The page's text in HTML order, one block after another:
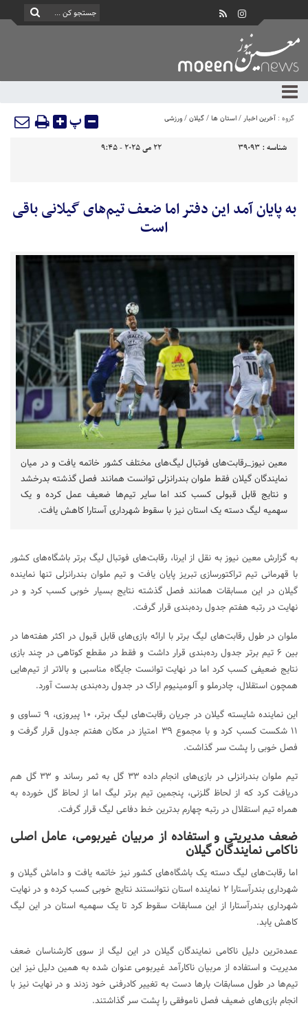
گروه : آخرین اخبار/استان ها/گیلان/ورزشی پ
شناسه : 39093 22 می 2025 - 9:45
به پایان آمد این دفتر اما ضعف تیم‌های گیلانی باقی
است
معین نیوز_رقابت‌های فوتبال لیگ‌های مختلف کشور خاتمه یافت و در میان
نمایندگان گیلان فقط ملوان بندرانزلی توانست همانند فصل گذشته بدرخشد
و نتایج قابل قبولی کسب کند اما سایر تیم‌ها ضعیف عمل کرده و یک
سهمیه لیگ دسته یک استان نیز با سقوط شهرداری آستارا کاهش یافت.
به گزارش معین نیوز به نقل از ایرنا، رقابت‌های فوتبال لیگ برتر باشگاه‌های کشور
با قهرمانی تیم تراکتورسازی تبریز پایان یافت و تیم ملوان بندرانزلی تنها نماینده
گیلان در این مسابقات همانند فصل گذشته نتایج بسیار خوبی کسب کرد و در
نهایت در رتبه هفتم جدول رده‌بندی قرار گرفت.
ملوان در طول رقابت‌های لیگ برتر با ارائه بازی‌های قابل قبول در اکثر هفته‌ها در
بین ۶ تیم برتر جدول رده‌بندی قرار داشت و فقط در مقطع کوتاهی در چند بازی
نتایج ضعیفی کسب کرد اما در نهایت توانست جایگاه مناسبی و بالاتر از تیم‌هایی
همچون استقلال، چادرملو و آلومینیوم اراک در جدول رده‌بندی بدست آورد.
این نماینده شایسته گیلان در جریان رقابت‌های لیگ برتر، ۱۰ پیروزی، ۹ تساوی و
۱۱ شکست کسب کرد و با مجموع ۳۹ امتیاز در مکان هفتم جدول قرار گرفت و
فصل خوبی را پشت سر گذاشت.
تیم ملوان بندرانزلی در بازی‌های انجام داده ۳۳ گل به ثمر رساند و ۳۳ گل هم
دریافت کرد که از لحاظ گلزنی، پنجمین تیم برتر لیگ اما از لحاظ گل خورده به
همراه تیم استقلال در رتبه چهارم بدترین خط دفاعی لیگ قرار گرفت.
ضعف مدیریتی و استفاده از مربیان غیربومی، عامل اصلی
ناکامی نمایندگان گیلان
اما رقابت‌های لیگ دسته یک باشگاه‌های کشور نیز خاتمه یافت و داماش گیلان و
شهرداری بندرآستارا ۲ نماینده استان نتوانستند نتایج خوبی کسب کرده و در نهایت
شهرداری بندرآستارا از این مسابقات سقوط کرد تا یک سهمیه استان در این لیگ
کاهش یابد.
عمده‌ترین دلیل ناکامی نمایندگان گیلان در این لیگ از سوی کارشناسان ضعف
مدیریت و استفاده از مربیان ناکارآمد غیربومی عنوان شده به همین دلیل نیز این
تیم‌ها در طول مسابقات بارها دست به تغییر کادرفنی خود زدند و در نهایت نیز با
انجام بازی‌های ضعیف فصل ناموفقی را پشت سر گذاشتند.